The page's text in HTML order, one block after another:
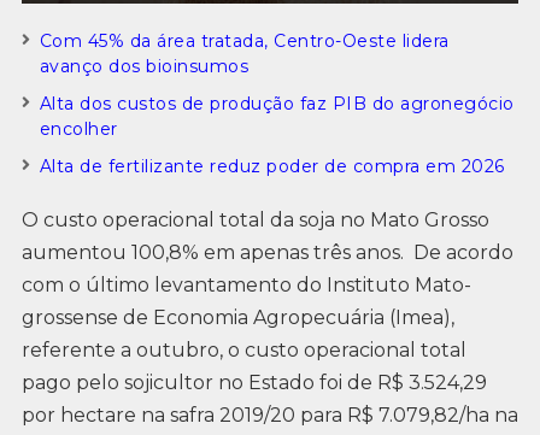
Com 45% da área tratada, Centro-Oeste lidera
avanço dos bioinsumos
Alta dos custos de produção faz PIB do agronegócio
encolher
Alta de fertilizante reduz poder de compra em 2026
O custo operacional total da soja no Mato Grosso
aumentou 100,8% em apenas três anos. De acordo
com o último levantamento do Instituto Mato-
grossense de Economia Agropecuária (Imea),
referente a outubro, o custo operacional total
pago pelo sojicultor no Estado foi de R$ 3.524,29
por hectare na safra 2019/20 para R$ 7.079,82/ha na